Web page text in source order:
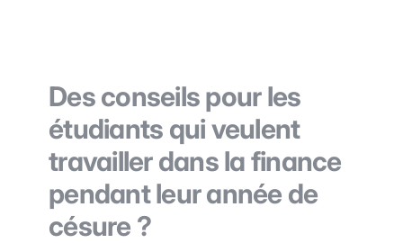
Des conseils pour les
étudiants qui veulent
travailler dans la finance
pendant leur année de
césure ?